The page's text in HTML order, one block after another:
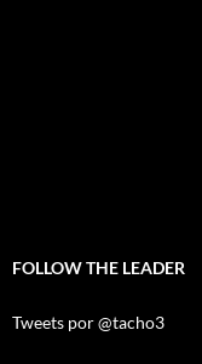
FOLLOW THE LEADER
Tweets por @tacho3